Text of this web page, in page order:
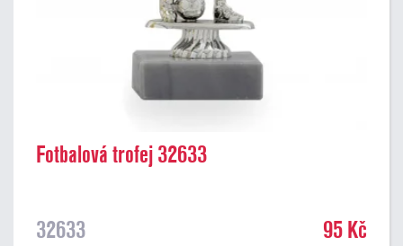
Fotbalová trofej 32633
32633 95 Kč